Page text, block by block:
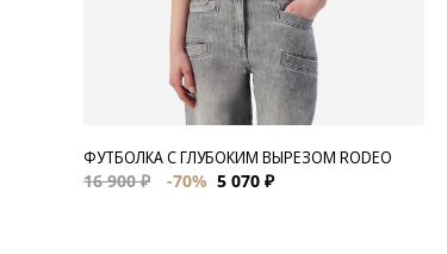
ФУТБОЛКА С ГЛУБОКИМ ВЫРЕЗОМ RODEO
16 900 ₽
-70% 5 070 ₽